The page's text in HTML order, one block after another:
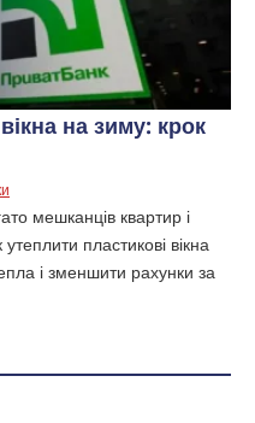
на зиму: крок
мешканців квартир і
пластикові вікна
і зменшити рахунки за